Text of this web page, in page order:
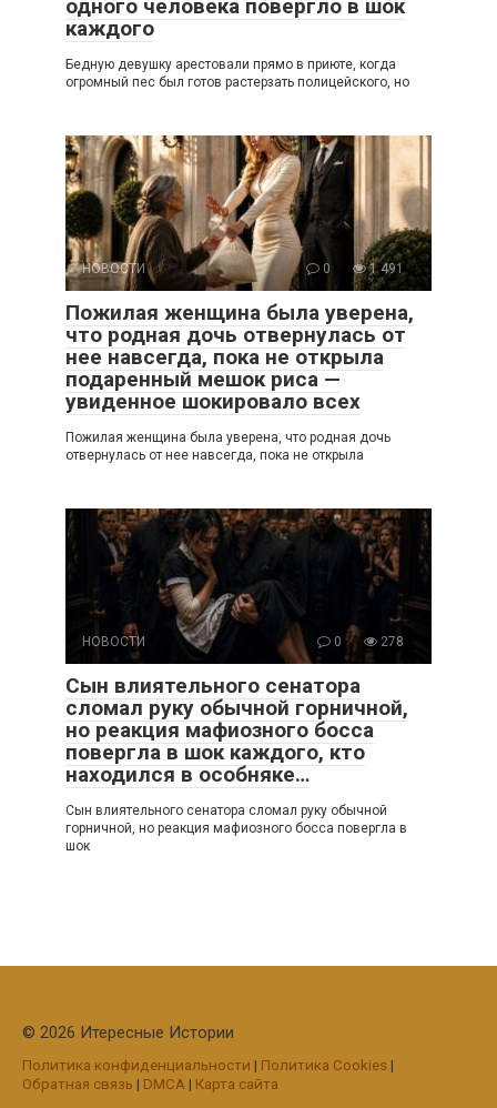
одного человека повергло в шок
каждого
Бедную девушку арестовали прямо в приюте, когда
огромный пес был готов растерзать полицейского, но
НОВОСТИ 0 1 491
Пожилая женщина была уверена,
что родная дочь отвернулась от
нее навсегда, пока не открыла
подаренный мешок риса —
увиденное шокировало всех
Пожилая женщина была уверена, что родная дочь
отвернулась от нее навсегда, пока не открыла
НОВОСТИ 0 278
Сын влиятельного сенатора
сломал руку обычной горничной,
но реакция мафиозного босса
повергла в шок каждого, кто
находился в особняке…
Сын влиятельного сенатора сломал руку обычной
горничной, но реакция мафиозного босса повергла в
шок
© 2026 Итересные Истории
Политика конфиденциальности | Политика Cookies|
Обратная связь | DMCA | Карта сайта